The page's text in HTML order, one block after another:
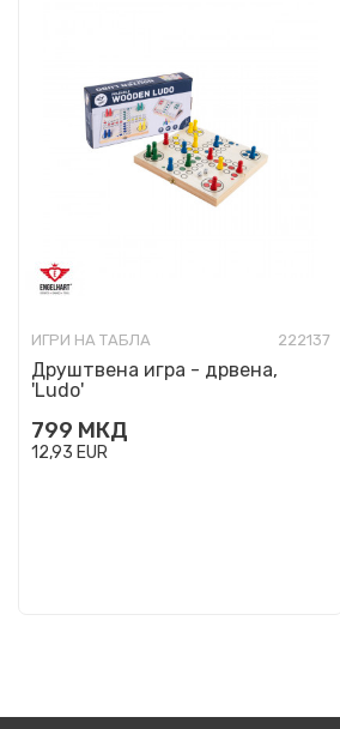
ИГРИ НА ТАБЛА 222137
Друштвена игра - дрвена,
'Ludo'
799 МКД
12,93 EUR